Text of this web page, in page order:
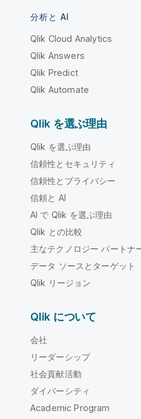
分析と AI
Qlik Cloud Analytics
Qlik Answers
Qlik Predict
Qlik Automate
Qlik を選ぶ理由
Qlik を選ぶ理由
信頼性とセキュリティ
信頼性とプライバシー
信頼と AI
AI で Qlik を選ぶ理由
Qlik との比較
主なテクノロジー パートナ
データ ソースとターゲット
Qlik リージョン
Qlik について
会社
リーダーシップ
社会貢献活動
ダイバーシティ
Academic Program